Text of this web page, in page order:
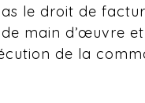
le droit de
main d’œuvre
de la